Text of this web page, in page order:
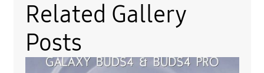
Related Gallery
Posts